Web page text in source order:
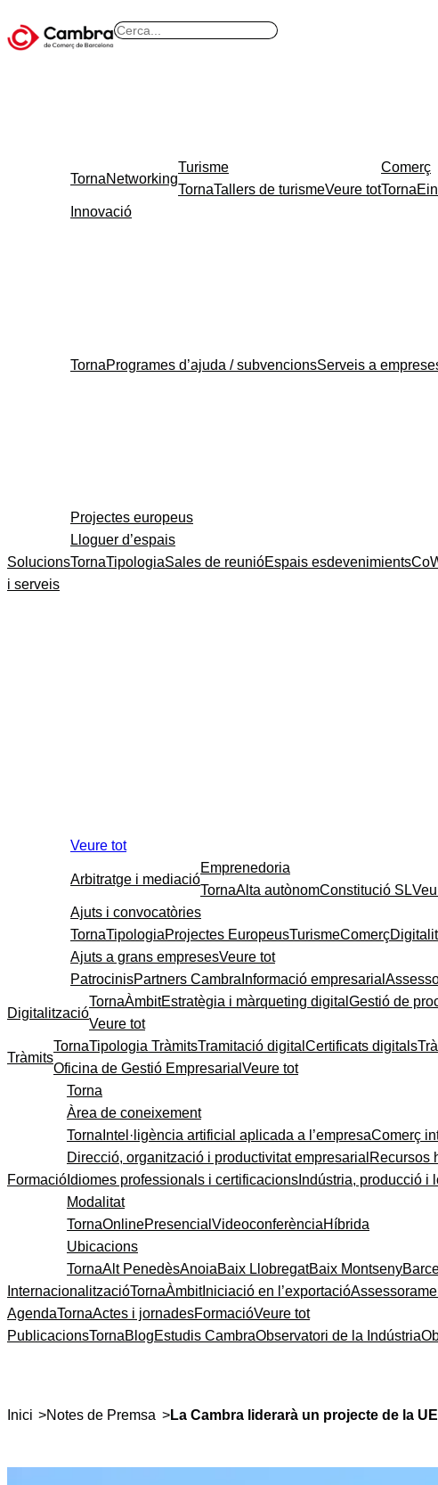
B
Solucions
i serveis
TornaNetworking
Turisme
TornaTallers de turismeVeure tot
Comerç
Torna
Innovació
TornaProgrames d’ajuda / subvencionsServeis a
Projectes europeus
Lloguer d’espais
TornaTipologiaSales de reunióEspais esdevenimients
Veure tot
Arbitratge i mediació
Emprenedoria
TornaAlta autònomConstitució SL
Ajuts i convocatòries
TornaTipologiaProjectes EuropeusTurismeComerç
Ajuts a grans empresesVeure tot
PatrocinisPartners Cambra Informació empresarial
Digitalització
TornaÀmbitEstratègia i màrqueting digital Gestió de
Veure tot
Tràmits
TornaTipologia TràmitsTramitació digital Certificats digitals
Oficina de Gestió Empresarial Veure tot
Formació
Torna
Àrea de coneixement
Torna Intel·ligència artificial aplicada a l’empresaComerç
Direcció, organització i productivitat empresarial Recursos
Idiomes professionals i certificacions Indústria, producció i
Modalitat
TornaOnlinePresencial VideoconferènciaHíbrida
Ubicacions
TornaAlt PenedèsAnoiaBaix LlobregatBaix Montseny
InternacionalitzacióTornaÀmbitIniciació en l’exportació
AgendaTornaActes i jornadesFormacióVeure tot
PublicacionsTornaBlogEstudis CambraObservatori de la Indústria
Inici >Notes de Premsa >La Cambra liderarà un projecte de la